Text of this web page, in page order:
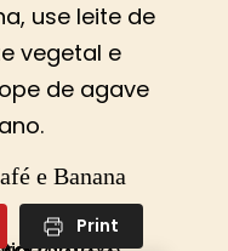
use leite de
vegetal e
de agave
e Banana
Print